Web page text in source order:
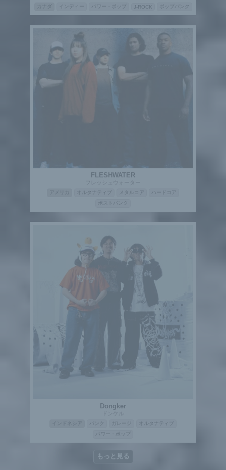
カナダ インディー パワー・ポップ J-ROCK ポップパンク
FLESHWATER
フレッシュウォーター
アメリカ オルタナティブ メタルコア
ハードコア
ポストパンク
Dongker
ドンケル
インドネシア パンク ガレージ
オルタナティブ
パワー・ポップ
もっと見る